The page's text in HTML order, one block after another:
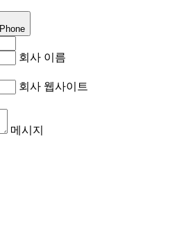
Phone
회사 이름
회사 웹사이트
메시지